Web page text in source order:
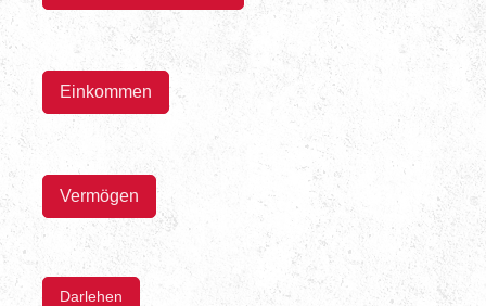
Einkommen
Vermögen
Darlehen